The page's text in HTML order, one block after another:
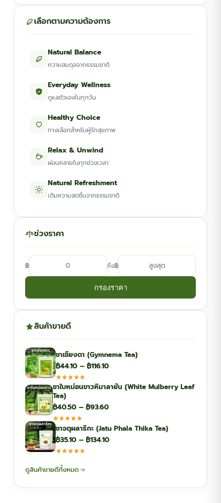
เลือกตามความต้องการ
Natural Balance
ความสมดุลจากธรรมชาติ
Everyday Wellness
ดูแลตัวเองในทุกวัน
Healthy Choice
ทางเลือกสำหรับผู้รักสุขภาพ
Relax & Unwind
ผ่อนคลายในทุกช่วงเวลา
Natural Refreshment
เติมความสดชื่นจากธรรมชาติ
ช่วงราคา
฿ ถึง฿
กรองราคา
สินค้าขายดี
ชาเชียงดา (Gymnema Tea)
฿44.10 – ฿116.10Price
฿44.10
฿116.10
ชาใบหม่อนขาวหิมาลายัน (White Mulberry Leaf
Tea)
฿40.50 – ฿93.60Price
฿40.50
through
ชาจตุผลาธิกะ (Jatu Phala Thika Tea)
฿35.10 – ฿134.10Price
ดูสินค้าขายดีทั้งหมด